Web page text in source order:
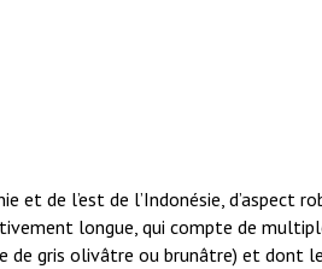
et de l’est de l’Indonésie, d’aspect
longue, qui compte de
de gris olivâtre ou brunâtre) et dont